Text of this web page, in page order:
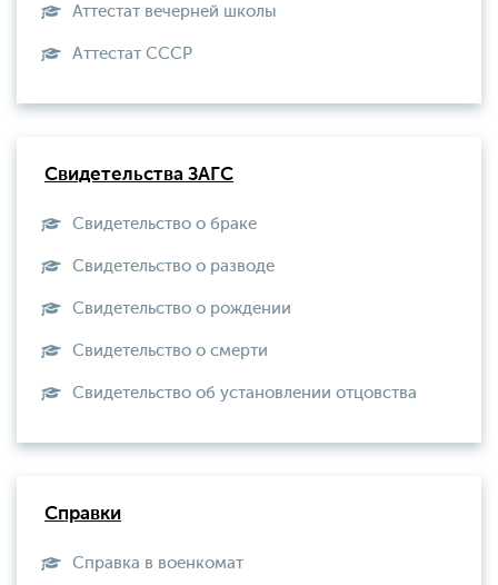
Аттестат вечерней школы
Aттестат СССР
Свидетельства ЗАГС
Свидетельство о браке
Свидетельство о разводе
Свидетельство о рождении
Свидетельство о смерти
Свидетельство об установлении отцовства
Справки
Справка в военкомат